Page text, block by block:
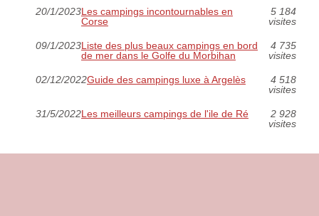
20/1/2023Les campings incontournables en
Corse
5 184
visites
09/1/2023Liste des plus beaux campings en bord
de mer dans le Golfe du Morbihan
4 735
visites
02/12/2022Guide des campings luxe à Argelès
4 518
visites
31/5/2022Les meilleurs campings de l'ile de Ré
2 928
visites